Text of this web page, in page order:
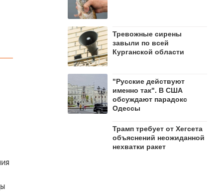
Тревожные сирены
завыли по всей
Курганской области
"Русские действуют
именно так". В США
обсуждают парадокс
Одессы
Трамп требует от Хегсета
объяснений неожиданной
нехватки ракет